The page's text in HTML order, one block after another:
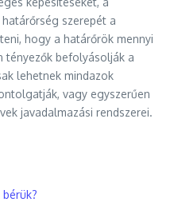
szerepét a
hogy a határőrök mennyi
tényezők befolyásolják a
lehetnek mindazok
vagy egyszerűen
javadalmazási rendszerei.